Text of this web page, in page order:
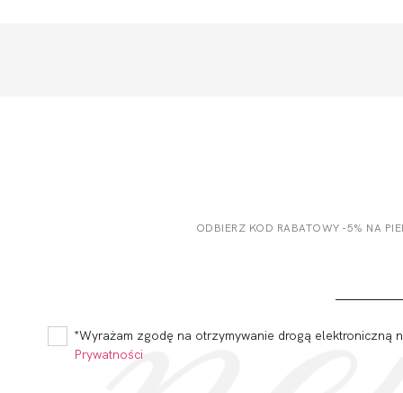
ODBIERZ KOD RABATOWY -5% NA
*Wyrażam zgodę na otrzymywanie drogą elektroniczną
Prywatności